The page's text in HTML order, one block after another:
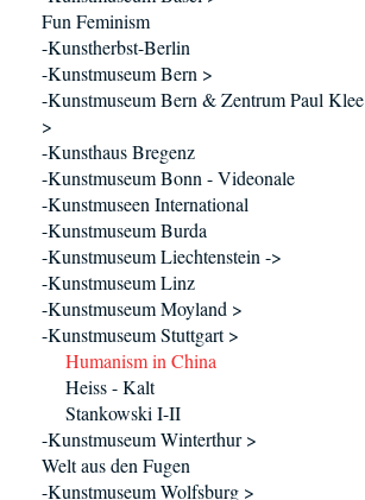
Fun Feminism
-Kunstherbst-Berlin
-Kunstmuseum Bern >
-Kunstmuseum Bern & Zentrum Paul Klee
>
-Kunsthaus Bregenz
-Kunstmuseum Bonn - Videonale
-Kunstmuseen International
-Kunstmuseum Burda
-Kunstmuseum Liechtenstein ->
-Kunstmuseum Linz
-Kunstmuseum Moyland >
-Kunstmuseum Stuttgart >
Humanism in China
Heiss - Kalt
Stankowski I-II
-Kunstmuseum Winterthur >
Welt aus den Fugen
-Kunstmuseum Wolfsburg >